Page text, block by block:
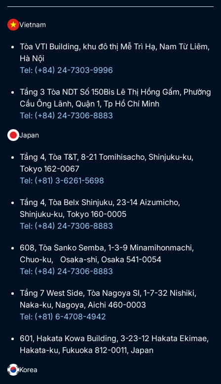
Vietnam
Tòa VTI Building, khu đô thị Mễ Trì Hạ, Nam Từ Liêm,
Hà Nội
Tel: (+84) 24-7303-9996
Tầng 3 Tòa NDT Số 150Bis Lê Thị Hồng Gấm, Phường
Cầu Ông Lãnh, Quận 1, Tp Hồ Chí Minh
Tel: (+84) 24-7306-8883
Japan
Tầng 4, Tòa T&T, 8-21 Tomihisacho, Shinjuku-ku,
Tokyo 162-0067
Tel: (+81) 3-6261-5698
Tầng 4, Tòa Belx Shinjuku, 23-14 Aizumicho,
Shinjuku-ku, Tokyo 160-0005
Tel: (+84) 24-7306-8883
608, Tòa Sanko Semba, 1-3-9 Minamihonmachi,
Chuo-ku, Osaka-shi, Osaka 541-0054
Tel: (+84) 24-7306-8883
Tầng 7 West Side, Tòa Nagoya SI, 1-7-32 Nishiki,
Naka-ku, Nagoya, Aichi 460-0003
Tel: (+81) 6-4708-4942
601, Hakata Kowa Building, 3-23-12 Hakata Ekimae,
Hakata-ku, Fukuoka 812-0011, Japan
Korea